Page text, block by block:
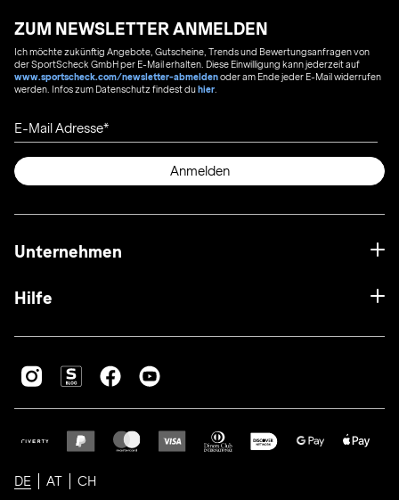
ZUM NEWSLETTER ANMELDEN
Ich möchte zukünftig Angebote, Gutscheine, Trends und Bewertungsanfragen von
der SportScheck GmbH per E-Mail erhalten. Diese Einwilligung kann jederzeit auf
www.sportscheck.com/newsletter-abmeldenoder am Ende jeder E-Mail widerrufen
werden. Infos zum Datenschutz findest duhier
E-Mail Adresse
Anmelden
Unternehmen
Hilfe
DE AT CH